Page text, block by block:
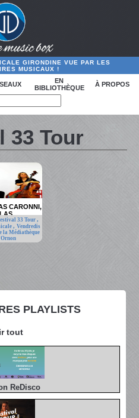
GIRONDINE VUE PAR LES
MUSICAUX !
EN
BIBLIOTHÈQUE
À PROPOS
PLAYLISTS
tout
ReDisco
33 Tour
CARONNI,
33 Tour,
, Vendredis
la Médiathèque